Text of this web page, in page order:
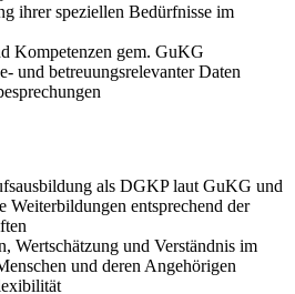
ihrer speziellen Bedürfnisse im
Kompetenzen gem. GuKG
und betreuungsrelevanter Daten
als DGKP laut GuKG und
Weiterbildungen entsprechend der
Wertschätzung und Verständnis im
und deren Angehörigen